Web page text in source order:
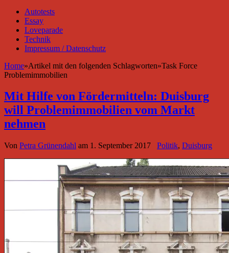
Autotests
Essay
Loveparade
Technik
Impressum / Datenschutz
Home»Artikel mit den folgenden Schlagworten»Task Force
Problemimmobilien
Mit Hilfe von Fördermitteln: Duisburg
will Problemimmobilien vom Markt
nehmen
Von Petra Grünendahl am 1. September 2017 Politik, Duisburg